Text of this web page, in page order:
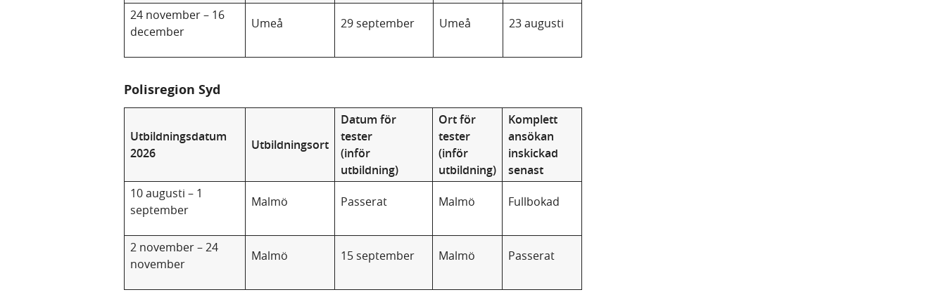
24 november – 16
december
Umeå 29 september Umeå 23 augusti
Polisregion Syd
Utbildningsdatum
2026
Utbildningsort
Datum för
tester
(inför
utbildning)
Ort för
tester
(inför
utbildning)
Komplett
ansökan
inskickad
senast
10 augusti – 1
september
Malmö Passerat Malmö Fullbokad
2 november – 24
november
Malmö 15 september Malmö Passerat